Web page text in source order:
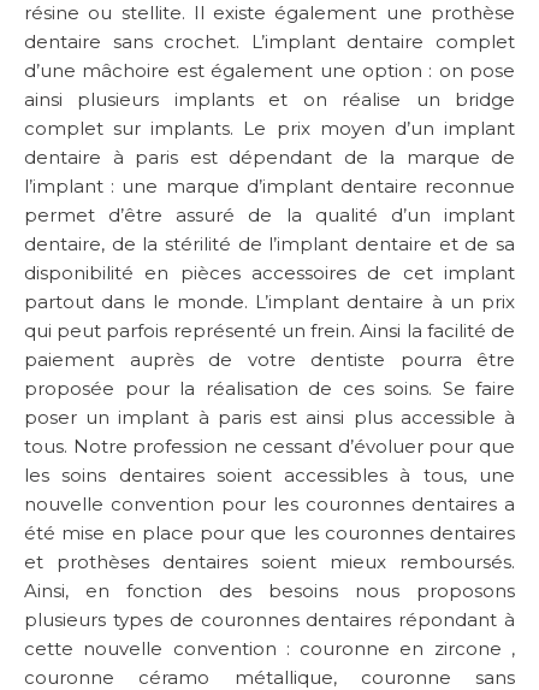
résine ou stellite. Il existe également une prothèse
dentaire sans crochet. L’implant dentaire complet
d’une mâchoire est également une option : on pose
ainsi plusieurs implants et on réalise un bridge
complet sur implants. Le prix moyen d’un implant
dentaire à paris est dépendant de la marque de
l’implant : une marque d’implant dentaire reconnue
permet d’être assuré de la qualité d’un implant
dentaire, de la stérilité de l’implant dentaire et de sa
disponibilité en pièces accessoires de cet implant
partout dans le monde. L’implant dentaire à un prix
qui peut parfois représenté un frein. Ainsi la facilité de
paiement auprès de votre dentiste pourra être
proposée pour la réalisation de ces soins. Se faire
poser un implant à paris est ainsi plus accessible à
tous. Notre profession ne cessant d’évoluer pour que
les soins dentaires soient accessibles à tous, une
nouvelle convention pour les couronnes dentaires a
été mise en place pour que les couronnes dentaires
et prothèses dentaires soient mieux remboursés.
Ainsi, en fonction des besoins nous proposons
plusieurs types de couronnes dentaires répondant à
cette nouvelle convention : couronne en zircone ,
couronne céramo métallique, couronne sans